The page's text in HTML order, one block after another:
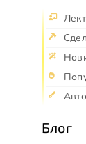
Блог